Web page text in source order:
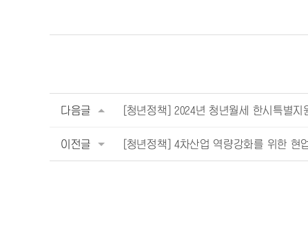
다음글 [청년정책] 2024년 청년월세 한시특별
이전글 [청년정책] 4차산업 역량강화를 위한 현